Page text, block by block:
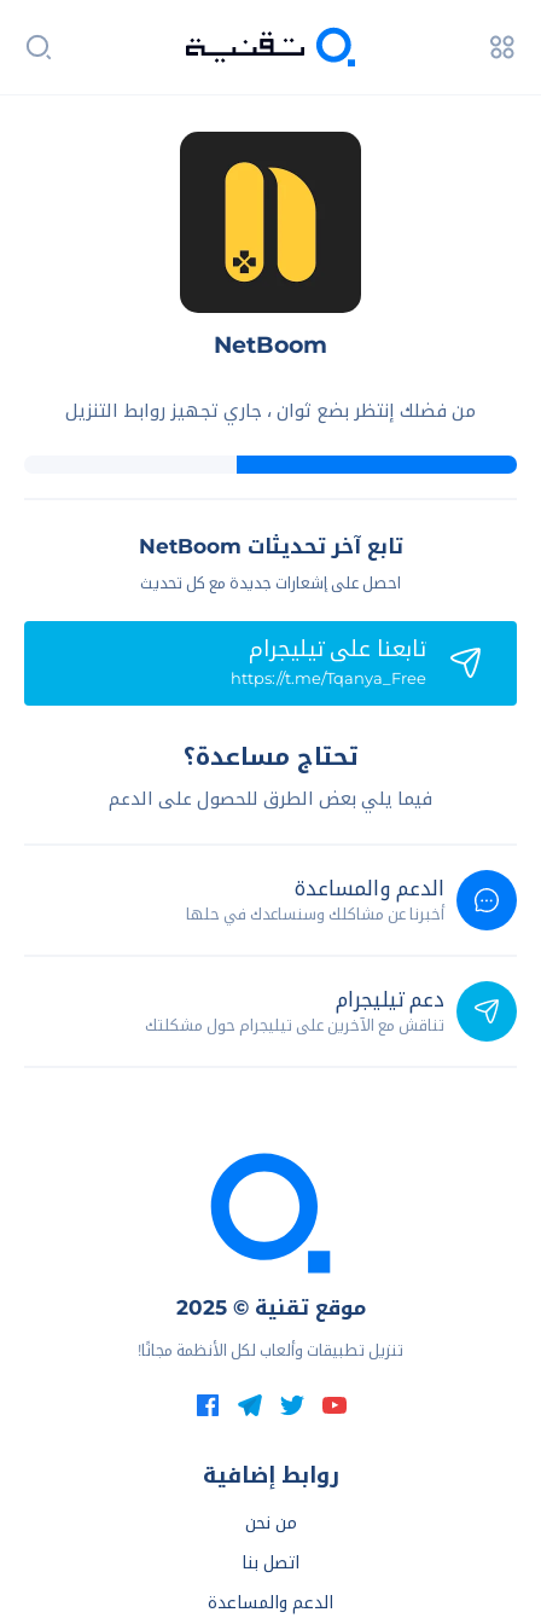
NetBoom
من فضلك إنتظر بضع ثوان ، جاري تجهيز روابط التنزيل
تابع آخر تحديثات NetBoom
احصل على إشعارات جديدة مع كل تحديث
تابعنا علي تيليجرام
https://t.me/Tqanya_Free
تحتاج مساعدة؟
فيما يلي بعض الطرق للحصول على الدعم
الدعم والمساعدة
أخبرنا عن مشاكلك وسنساعدك في حلها
دعم تيليجرام
تناقش مع الآخرين على تيليجرام حول مشكلتك
موقع تقنية © 2025
تنزيل تطبيقات وألعاب لكل الأنظمة مجانًا!
روابط إضافية
من نحن
اتصل بنا
الدعم والمساعدة